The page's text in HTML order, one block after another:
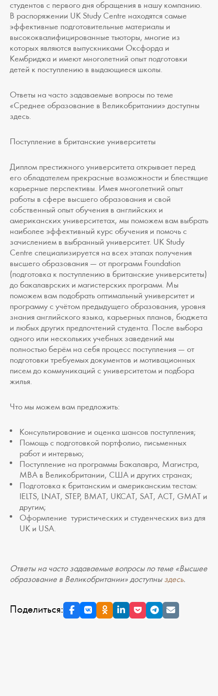
студентов с первого дня обращения в нашу компанию.
В распоряжении UK Study Centre находятся самые
эффективные подготовительные материалы и
высококвалифицированные тьюторы, многие из
которых являются выпускниками Оксфорда и
Кембриджа и имеют многолетний опыт подготовки
детей к поступлению в выдающиеся школы.
Ответы на часто задаваемые вопросы по теме
«Среднее образование в Великобритании» доступны
здесь.
Поступление в британские университеты
Диплом престижного университета открывает перед
его обладателем прекрасные возможности и блестящие
карьерные перспективы. Имея многолетний опыт
работы в сфере высшего образования и свой
собственный опыт обучения в английских и
американских университетах, мы поможем вам выбрать
наиболее эффективный курс обучения и помочь с
зачислением в выбранный университет. UK Study
Centre специализируется на всех этапах получения
высшего образования — от программ Foundation
(подготовка к поступлению в британские университеты)
до бакалаврских и магистерских программ. Мы
поможем вам подобрать оптимальный университет и
программу с учётом предыдущего образования, уровня
знания английского языка, карьерных планов, бюджета
и любых других предпочтений студента. После выбора
одного или нескольких учебных заведений мы
полностью берём на себя процесс поступления — от
подготовки требуемых документов и мотивационных
писем до коммуникаций с университетом и подбора
жилья.
Что мы можем вам предложить:
Консультирование и оценка шансов поступления;
Помощь с подготовкой портфолио, письменных
работ и интервью;
Поступление на программы Бакалавра, Магистра,
MBA в Великобритании, США и других странах;
Подготовка к британским и американским тестам:
IELTS, LNAT, STEP, BMAT, UKCAT, SAT, ACT, GMAT и
другим;
Оформление туристических и студенческих виз для
UK и USA.
Ответы на часто задаваемые вопросы по теме «Высшее
образование в Великобритании» доступны здесь.
Поделиться: